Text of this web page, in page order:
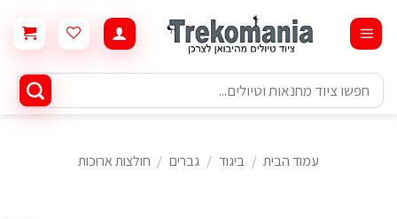
content
חיפוש
עבור:
עמוד הבית / ביגוד / גברים / חולצות ארוכות